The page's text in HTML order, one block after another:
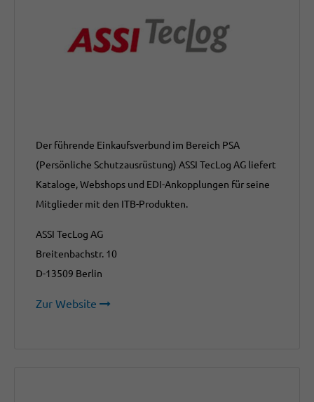
Der führende Einkaufsverbund im Bereich PSA
(Persönliche Schutzausrüstung) ASSI TecLog AG liefert
Kataloge, Webshops und EDI-Ankopplungen für seine
Mitglieder mit den ITB-Produkten.
ASSI TecLog AG
Breitenbachstr. 10
D-13509 Berlin
Zur Website